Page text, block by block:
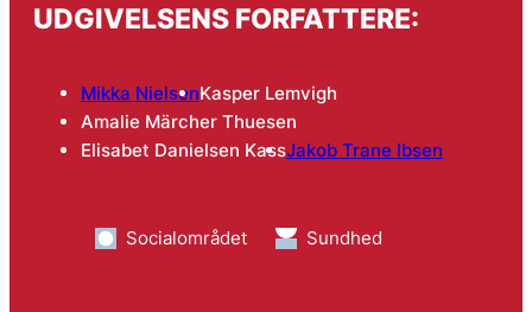
UDGIVELSENS FORFATTERE:
Mikka NielsenKasper Lemvigh
Amalie Märcher Thuesen
Elisabet Danielsen KassJakob Trane Ibsen
Socialområdet Sundhed